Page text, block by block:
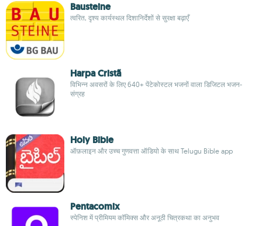
Bausteine
त्वरित, दृश्य कार्यस्थल दिशानिर्देशों से सुरक्षा बढ़ाएँ
Harpa Cristã
विभिन्न अवसरों के लिए 640+ पेंटेकोस्टल भजनों वाला डिजिटल भजन-
संग्रह
Holy Bible
ऑफ़लाइन और उच्च गुणवत्ता ऑडियो के साथ Telugu Bible app
Pentacomix
स्पेनिश में प्रीमियम कॉमिक्स और अनूठी चित्रकथा का अनुभव